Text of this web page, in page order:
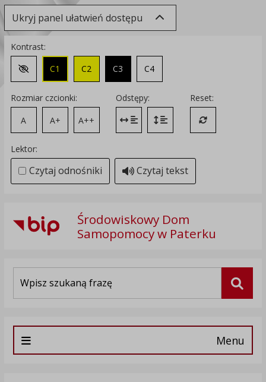
Ukryj panel ułatwień dostępu
Kontrast:
Zmień kontrast na domyślny
C1 C2 C3 C4
Rozmiar czcionki:
A
A+ A++
Odstępy:
Zmień odstęp między literami
Zmień interlinię i margines
Reset:
Przywróć
Lektor:
Czytaj odnośniki Czytaj tekst
Środowiskowy Dom
Samopomocy w Paterku
Menu